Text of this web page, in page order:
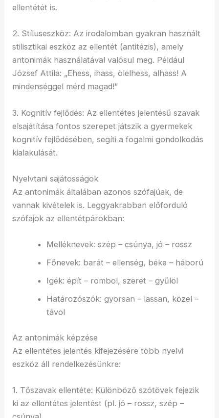
ellentétét is.
2. Stíluseszköz: Az irodalomban gyakran használt
stilisztikai eszköz az ellentét (antitézis), amely
antonimák használatával valósul meg. Például
József Attila: „Ehess, ihass, ölelhess, alhass! A
mindenséggel mérd magad!”
3. Kognitív fejlődés: Az ellentétes jelentésű szavak
elsajátítása fontos szerepet játszik a gyermekek
kognitív fejlődésében, segíti a fogalmi gondolkodás
kialakulását.
Nyelvtani sajátosságok
Az antonimák általában azonos szófajúak, de
vannak kivételek is. Leggyakrabban előforduló
szófajok az ellentétpárokban:
Melléknevek: szép – csúnya, jó – rossz
Főnevek: barát – ellenség, béke – háború
Igék: épít – rombol, szeret – gyűlöl
Határozószók: gyorsan – lassan, közel –
távol
Az antonimák képzése
Az ellentétes jelentés kifejezésére több nyelvi
eszköz áll rendelkezésünkre:
1. Tőszavak ellentéte: Különböző szótövek fejezik
ki az ellentétes jelentést (pl. jó – rossz, szép –